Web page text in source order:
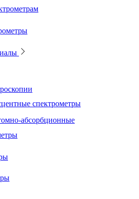
спектрометры
абсорбционные